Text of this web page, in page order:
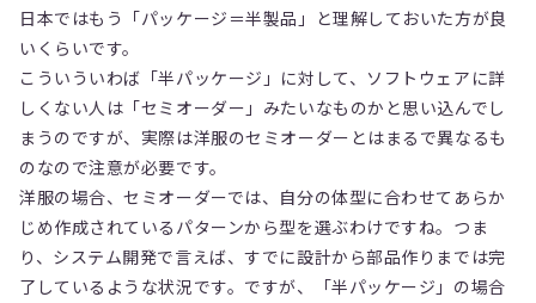
日本ではもう「パッケージ＝半製品」と理解しておいた方が良
いくらいです。
こういういわば「半パッケージ」に対して、ソフトウェアに詳
しくない人は「セミオーダー」みたいなものかと思い込んでし
まうのですが、実際は洋服のセミオーダーとはまるで異なるも
のなので注意が必要です。
洋服の場合、セミオーダーでは、自分の体型に合わせてあらか
じめ作成されているパターンから型を選ぶわけですね。つま
り、システム開発で言えば、すでに設計から部品作りまでは完
了しているような状況です。ですが、「半パッケージ」の場合